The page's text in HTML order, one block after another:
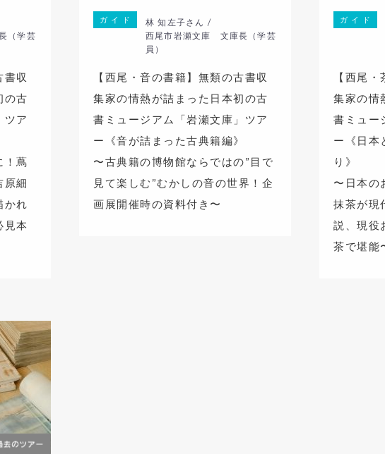
（学芸
書収
の古
ツア
！蔦
原細
かれ
見本
ガ イ ド
林 知左子さん /
西尾市岩瀬文庫 文庫長（学芸
員）
【西尾・音の書籍】無類の古書収
集家の情熱が詰まった日本初の古
書ミュージアム「岩瀬文庫」ツア
ー《音が詰まった古典籍編》
〜古典籍の博物館ならではの”目で
見て楽しむ”むかしの音の世界！企
画展開催時の資料付き〜
ガ イ ド
【西尾
集家の情
書ミュー
ー《日本
り》
〜日本の
抹茶が現
説、現役
茶で堪能